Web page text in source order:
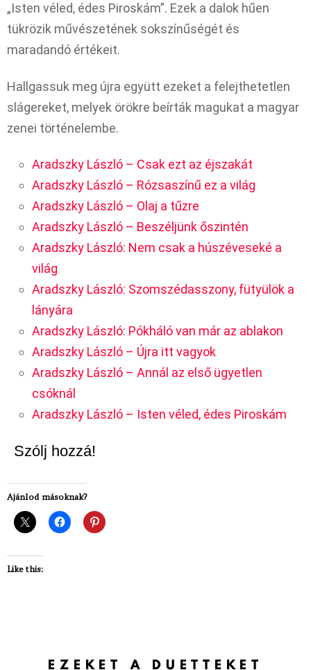
„Isten véled, édes Piroskám”. Ezek a dalok hűen
tükrözik művészetének sokszínűségét és
maradandó értékeit.
Hallgassuk meg újra együtt ezeket a felejthetetlen
slágereket, melyek örökre beírták magukat a magyar
zenei történelembe.
Aradszky László – Csak ezt az éjszakát
Aradszky László – Rózsaszínű ez a világ
Aradszky László – Olaj a tűzre
Aradszky László – Beszéljünk őszintén
Aradszky László: Nem csak a húszéveseké a
világ
Aradszky László: Szomszédasszony, fütyülök a
lányára
Aradszky László: Pókháló van már az ablakon
Aradszky László – Újra itt vagyok
Aradszky László – Annál az első ügyetlen
csóknál
Aradszky László – Isten véled, édes Piroskám
Szólj hozzá!
Ajánlod másoknak?
Like this:
EZEKET A DUETTEKET